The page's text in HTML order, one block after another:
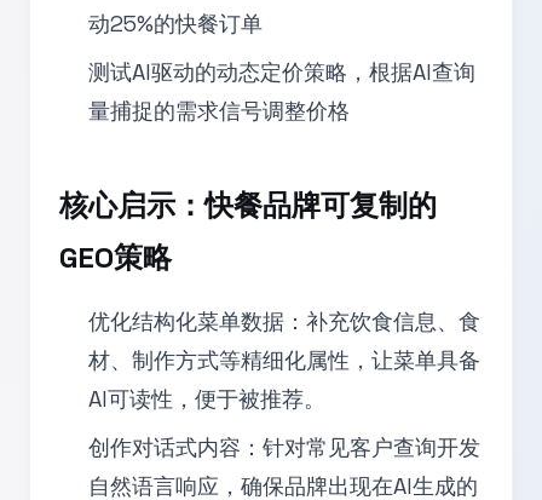
动25%的快餐订单
测试AI驱动的动态定价策略，根据AI查询
量捕捉的需求信号调整价格
核心启示：快餐品牌可复制的
GEO策略
优化结构化菜单数据：补充饮食信息、食
材、制作方式等精细化属性，让菜单具备
AI可读性，便于被推荐。
创作对话式内容：针对常见客户查询开发
自然语言响应，确保品牌出现在AI生成的